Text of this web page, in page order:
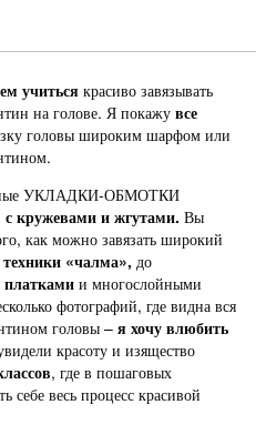
учиться красиво завязывать
на голове. Я покажу все
головы широким шарфом или
УКЛАДКИ-ОБМОТКИ
кружевами и жгутами. Вы
как можно завязать широкий
техники «чалма», до
и многослойными
фотографий, где видна вся
головы – я хочу влюбить
красоту и изящество
, где в пошаговых
себе весь процесс красивой